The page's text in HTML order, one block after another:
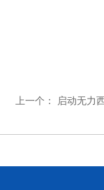
上一个： 启动无力